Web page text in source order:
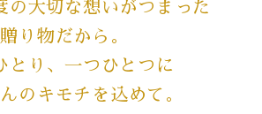
の大切な想いがつまった
贈り物だから。
とり、一つひとつに
のキモチを込めて。